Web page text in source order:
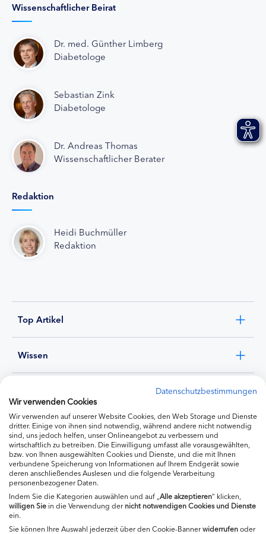
Wissenschaftlicher Beirat
Dr. med. Günther Limberg
Diabetologe
Sebastian Zink
Diabetologe
Dr. Andreas Thomas
Wissenschaftlicher Berater
Redaktion
Heidi Buchmüller
Redaktion
Top Artikel
Wissen
Ernährung
Produkte
Datenschutzbestimmungen
Wir verwenden Cookies
Wir verwenden auf unserer Website Cookies, den Web Storage und Dienste
dritter. Einige von ihnen sind notwendig, während andere nicht notwendig
sind, uns jedoch helfen, unser Onlineangebot zu verbessern und
wirtschaftlich zu betreiben. Die Einwilligung umfasst alle vorausgewählten,
bzw. von Ihnen ausgewählten Cookies und Dienste, und die mit Ihnen
verbundene Speicherung von Informationen auf Ihrem Endgerät sowie
deren anschließendes Auslesen und die folgende Verarbeitung
personenbezogener Daten.
Indem Sie die Kategorien auswählen und auf „ Alle akzeptieren“ klicken,
willigenSie in die Verwendung dernicht notwendigen Cookies und Dienste
ein.
Sie können Ihre Auswahl jederzeit über den Cookie-Bannerwiderrufenoder